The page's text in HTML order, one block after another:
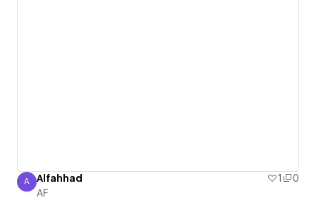
AF
A Alfahhad 1
0
AF